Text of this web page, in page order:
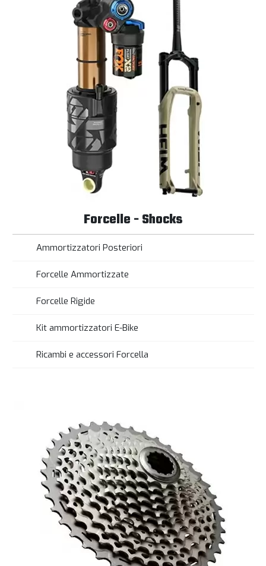
Forcelle - Shocks
Ammortizzatori Posteriori
Forcelle Ammortizzate
Forcelle Rigide
Kit ammortizzatori E-Bike
Ricambi e accessori Forcella